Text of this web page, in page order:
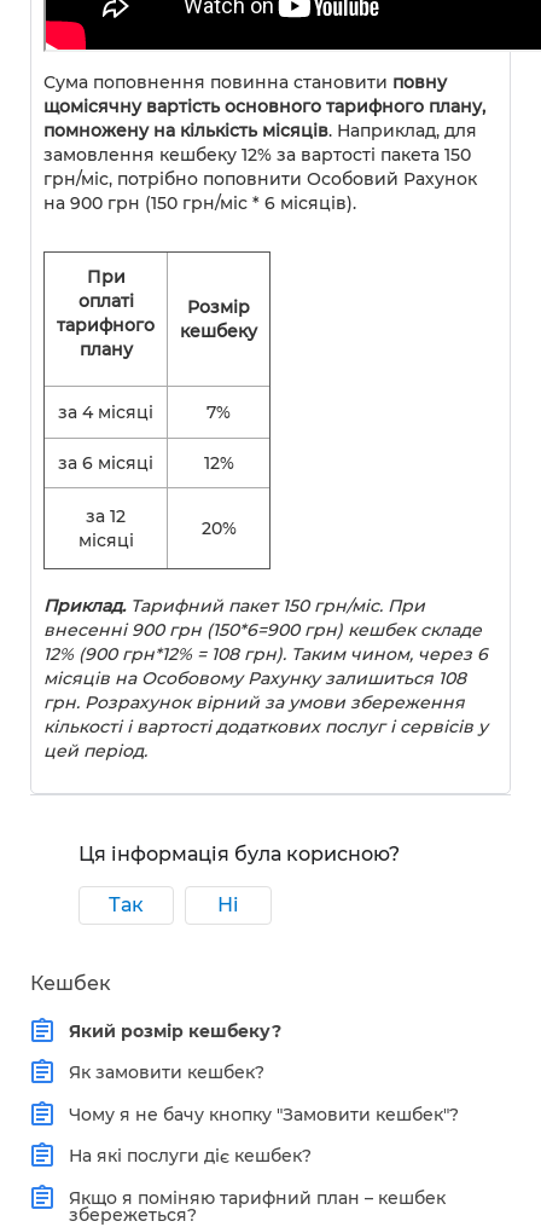
Сума поповнення повинна становити повну
щомісячну вартість основного тарифного плану,
помножену на кількість місяців. Наприклад, для
замовлення кешбеку 12% за вартості пакета 150
грн/міс, потрібно поповнити Особовий Рахунок
на 900 грн (150 грн/міс * 6 місяців).
При
оплаті
тарифного
плану
Розмір
кешбеку
за 4 місяці 7%
за 6 місяці 12%
за 12
місяці
20%
Приклад.Тарифний пакет 150 грн/міс. При
внесенні 900 грн (150*6=900 грн) кешбек складе
12% (900 грн*12% = 108 грн). Таким чином, через 6
місяців на Особовому Рахунку залишиться 108
грн. Розрахунок вірний за умови збереження
кількості і вартості додаткових послуг і сервісів у
цей період.
Ця інформація була корисною?
Так Ні
Кешбек
Який розмір кешбеку?
Як замовити кешбек?
Чому я не бачу кнопку "Замовити кешбек"?
На які послуги діє кешбек?
Якщо я поміняю тарифний план – кешбек
збережеться?